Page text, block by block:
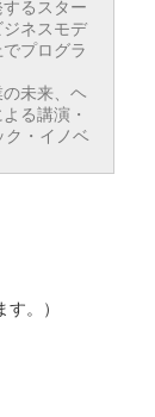
るスター
ネスモデ
プログラ
未来、ヘ
る講演・
ク・イノベ
。）